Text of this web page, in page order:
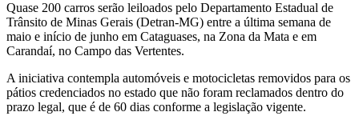
Quase 200 carros serão leiloados pelo Departamento Estadual de
Trânsito de Minas Gerais (Detran-MG) entre a última semana de
maio e início de junho em Cataguases, na Zona da Mata e em
Carandaí, no Campo das Vertentes.
A iniciativa contempla automóveis e motocicletas removidos para os
pátios credenciados no estado que não foram reclamados dentro do
prazo legal, que é de 60 dias conforme a legislação vigente.